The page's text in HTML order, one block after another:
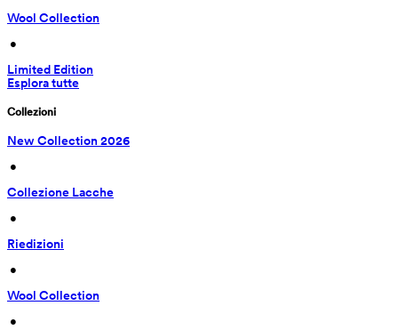
Wool Collection
•
Limited Edition
Esplora tutte
Collezioni
New Collection 2026
•
Collezione Lacche
•
Riedizioni
•
Wool Collection
•